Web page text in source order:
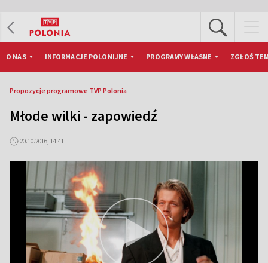
O NAS INFORMACJE POLONIJNE PROGRAMY WŁASNE ZGŁOŚ
Propozycje programowe TVP Polonia
Młode wilki - zapowiedź
20.10.2016, 14:41